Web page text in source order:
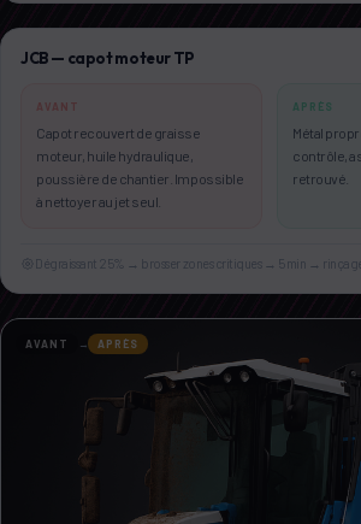
JCB — capot moteur TP
AVANT
Capot recouvert de graisse
moteur, huile hydraulique,
poussière de chantier. Impossible
à nettoyer au jet seul.
APRÈS
Métal
contrôle,
retrouvé.
Dégraissant 25% → brosser zones critiques → 5 min →
AVANT → APRÈS